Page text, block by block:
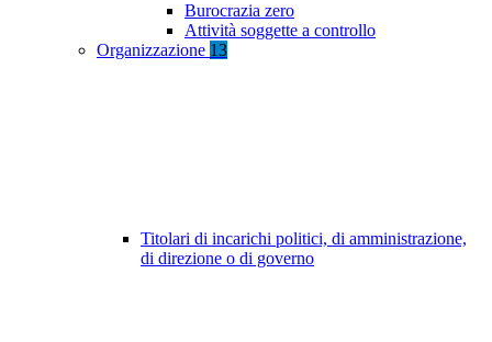
Burocrazia zero
Attività soggette a controllo
Organizzazione 13
Titolari di incarichi politici, di amministrazione,
di direzione o di governo